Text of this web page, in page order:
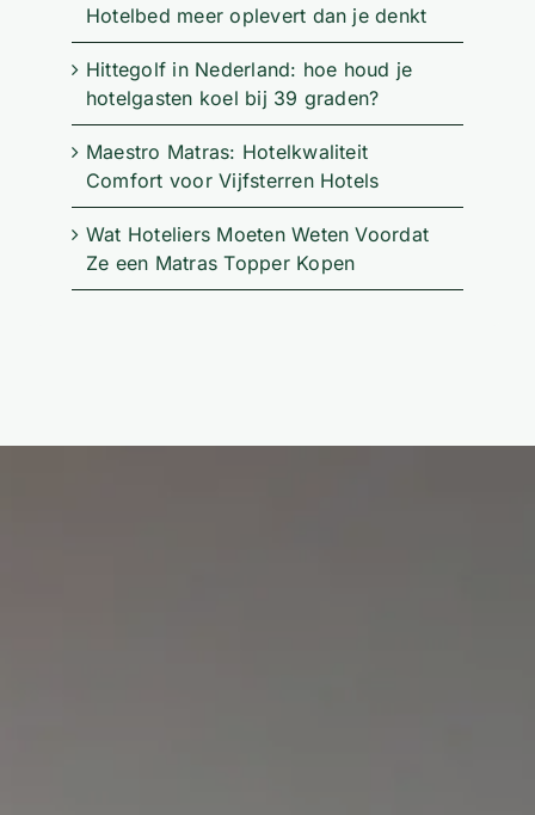
Hotelbed meer oplevert dan je denkt
Hittegolf in Nederland: hoe houd je
hotelgasten koel bij 39 graden?
Maestro Matras: Hotelkwaliteit
Comfort voor Vijfsterren Hotels
Wat Hoteliers Moeten Weten Voordat
Ze een Matras Topper Kopen